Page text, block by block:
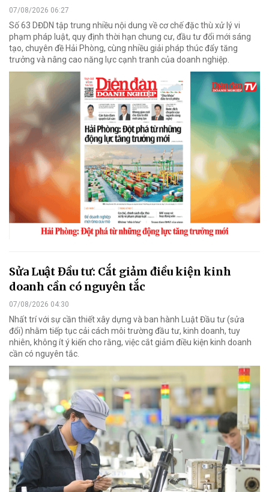
07/08/2026 06:27
Số 63 DĐDN tập trung nhiều nội dung về cơ chế đặc thù xử lý vi
phạm pháp luật, quy định thời hạn chung cư, đầu tư đổi mới sáng
tạo, chuyên đề Hải Phòng, cùng nhiều giải pháp thúc đẩy tăng
trưởng và nâng cao năng lực cạnh tranh của doanh nghiệp.
Sửa Luật Đầu tư: Cắt giảm điều kiện kinh
doanh cần có nguyên tắc
07/08/2026 04:30
Nhất trí với sự cần thiết xây dựng và ban hành Luật Đầu tư (sửa
đổi) nhằm tiếp tục cải cách môi trường đầu tư, kinh doanh, tuy
nhiên, không ít ý kiến cho rằng, việc cắt giảm điều kiện kinh doanh
cần có nguyên tắc.